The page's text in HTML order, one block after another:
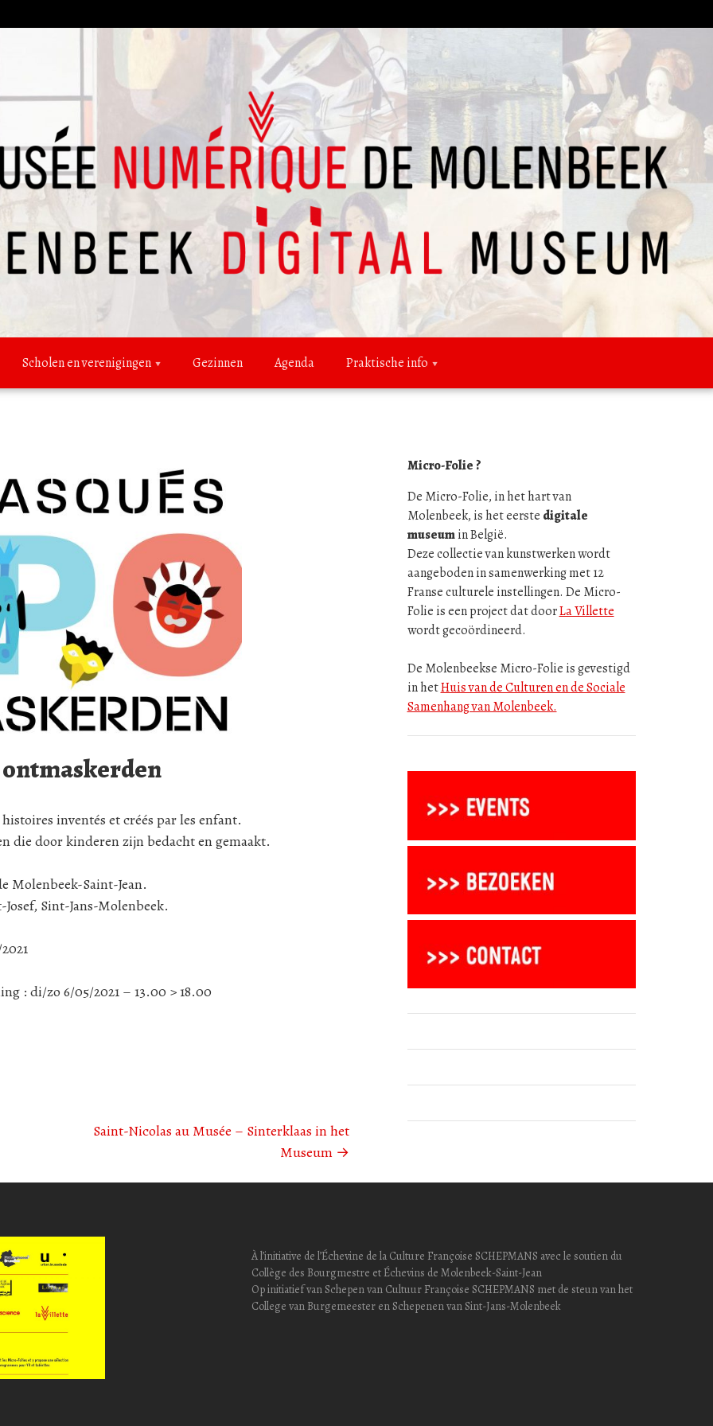
Scholen en verenigingen Gezinnen Agenda Praktische info
ontmaskerden
inventés et créés par les enfant.
die door kinderen zijn bedacht en gemaakt.
Molenbeek-Saint-Jean.
Sint-Jans-Molenbeek.
: di/zo 6/05/2021 – 13.00 > 18.00
Saint-Nicolas au Musée – Sinterklaas in het
Museum →
Micro-Folie ?
De Micro-Folie, in het hart van
Molenbeek, is het eerste digitale
museumin België.
Deze collectie van kunstwerken wordt
aangeboden in samenwerking met 12
Franse culturele instellingen. De Micro-
Folie is een project dat doorLa Villette
wordt gecoördineerd.
De Molenbeekse Micro-Folie is gevestigd
in hetHuis van de Culturen en de Sociale
Samenhang van Molenbeek.
À l’initiative de l’Échevine de la Culture Françoise SCHEPMANS avec le soutien du
Collège des Bourgmestre et Échevins de Molenbeek-Saint-Jean
Op initiatief van Schepen van Cultuur Françoise SCHEPMANS met de steun van het
College van Burgemeester en Schepenen van Sint-Jans-Molenbeek